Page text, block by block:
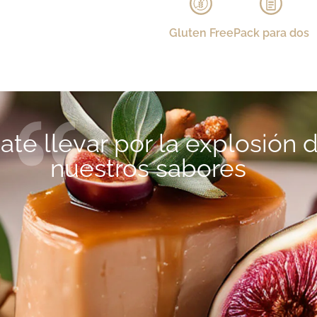
Gluten FreePack para dos
llevar por la explosión
nuestros sabores